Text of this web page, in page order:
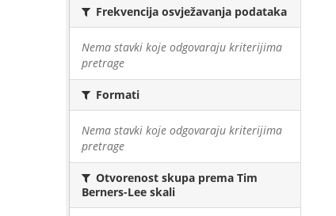
Frekvencija osvježavanja podataka
Nema stavki koje odgovaraju kriterijima
pretrage
Formati
Nema stavki koje odgovaraju kriterijima
pretrage
Otvorenost skupa prema Tim
Berners-Lee skali